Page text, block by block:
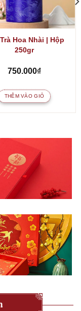
Hoa Nhài | Hộp
250gr
750.000₫
THÊM VÀO GIỎ